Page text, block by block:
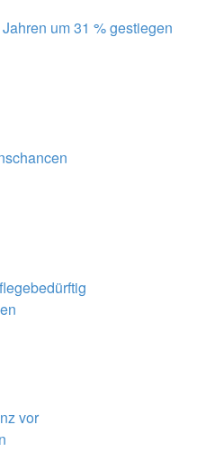
um 31 % gestiegen
vor